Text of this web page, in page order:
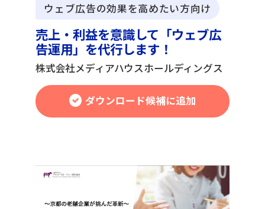
ウェブ広告の効果を高めたい方向け
売上・利益を意識して「ウェブ広
告運用」を代行します！
株式会社メディアハウスホールディングス
ダウンロード候補に追加